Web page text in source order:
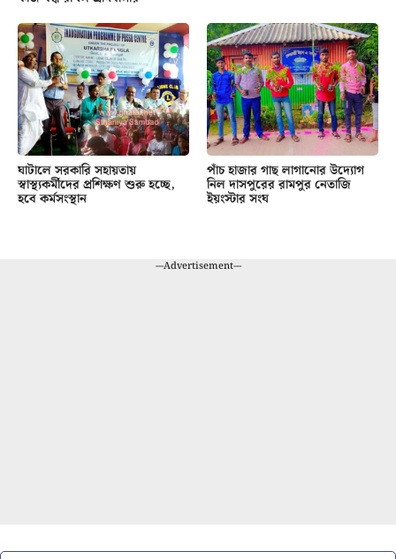
ঘাটালে সরকারি সহায়তায়
স্বাস্থ্যকর্মীদের প্রশিক্ষণ শুরু হচ্ছে,
হবে কর্মসংস্থান
পাঁচ হাজার গাছ লাগানোর উদ্যোগ
নিল দাসপুরের রামপুর নেতাজি
ইয়ংস্টার সংঘ
---Advertisement---